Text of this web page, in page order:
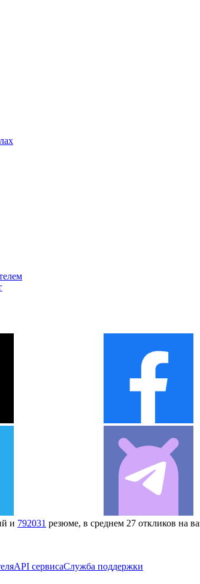
и 792031 резюме, в среднем 27 откликов на
API сервисаСлужба поддержки